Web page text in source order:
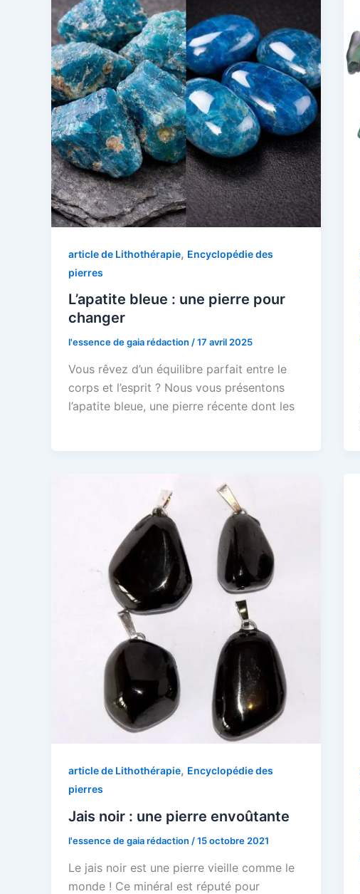
article de Lithothérapie, Encyclopédie des
pierres
L’apatite bleue : une pierre pour
changer
l'essence de gaia rédaction /17 avril 2025
Vous rêvez d’un équilibre parfait entre le
corps et l’esprit ? Nous vous présentons
l’apatite bleue, une pierre récente dont les
article de Lithothérapie, Encyclopédie des
pierres
Jais noir : une pierre envoûtante
l'essence de gaia rédaction /15 octobre 2021
Le jais noir est une pierre vieille comme le
monde ! Ce minéral est réputé pour